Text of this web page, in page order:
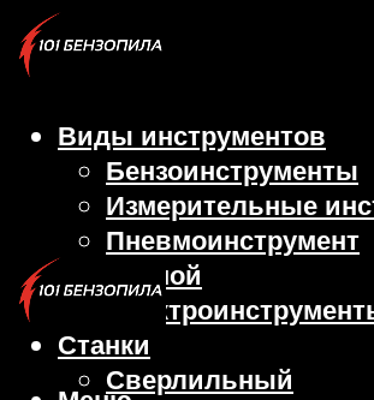
Виды инструментов
Бензоинструменты
Измерительные
Пневмоинструмент
Ручной
Станки
Сверлильный